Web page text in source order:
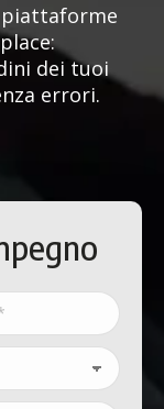
dei tuoi
errori.